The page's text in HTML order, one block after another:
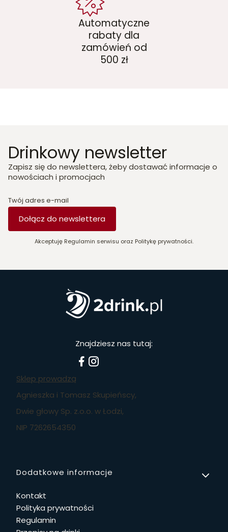
Automatyczne
rabaty dla
zamówień od
500 zł
Drinkowy newsletter
Zapisz się do newslettera, żeby dostawać informacje o
nowościach i promocjach
Twój adres e-mail
Dołącz do newslettera
Akceptuję Regulamin serwisu oraz Politykę prywatności.
Znajdziesz nas tutaj:
Sklep prowadzą
Agnieszka i Tomasz Skupieńscy,
Dwie głowy Sp. z.o.o. w Łodzi,
NIP 7262654350
Linki w stopce
Dodatkowe informacje
Kontakt
Polityka prywatności
Regulamin